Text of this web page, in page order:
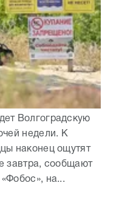
Волгоградскую
недели. К
наконец ощутят
завтра, сообщают
на...